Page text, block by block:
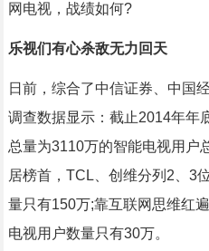
网电视，战绩如何?
乐视们有心杀敌无力回天
日前，综合了中信证券、中国
调查数据显示：截止2014年年
总量为3110万的智能电视用户
居榜首，TCL、创维分列2、3
量只有150万;靠互联网思维红
电视用户数量只有30万。